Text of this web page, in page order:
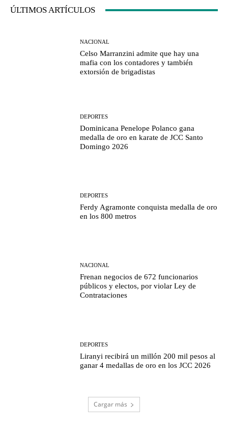
ÚLTIMOS ARTÍCULOS
NACIONAL
Celso Marranzini admite que hay una
mafia con los contadores y también
extorsión de brigadistas
DEPORTES
Dominicana Penelope Polanco gana
medalla de oro en karate de JCC Santo
Domingo 2026
DEPORTES
Ferdy Agramonte conquista medalla de oro
en los 800 metros
NACIONAL
Frenan negocios de 672 funcionarios
públicos y electos, por violar Ley de
Contrataciones
DEPORTES
Liranyi recibirá un millón 200 mil pesos al
ganar 4 medallas de oro en los JCC 2026
Cargar más